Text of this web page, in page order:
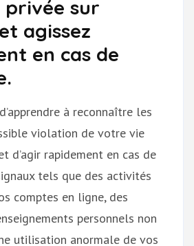
sur
agissez
en cas de
à reconnaître les
violation de votre vie
d’agir rapidement en cas de
tels que des activités
comptes en ligne, des
personnels non
utilisation anormale de vos